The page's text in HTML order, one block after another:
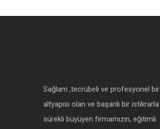
Sağlam ,tecrübeli ve profesyonel bir
altyapısı olan ve başarılı bir istikrarla
sürekli büyüyen firmamızın, eğitimli